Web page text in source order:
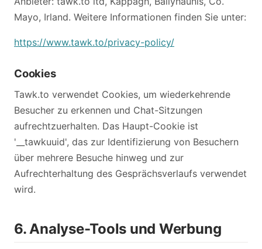
Mayo, Irland. Weitere Informationen finden Sie unter:
https://www.tawk.to/privacy-policy/
Cookies
Tawk.to verwendet Cookies, um wiederkehrende
Besucher zu erkennen und Chat-Sitzungen
aufrechtzuerhalten. Das Haupt-Cookie ist
'__tawkuuid', das zur Identifizierung von Besuchern
über mehrere Besuche hinweg und zur
Aufrechterhaltung des Gesprächsverlaufs verwendet
wird.
6. Analyse-Tools und Werbung